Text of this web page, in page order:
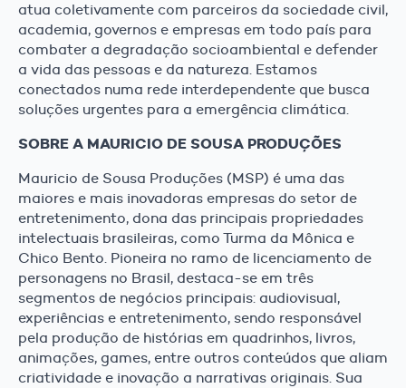
atua coletivamente com parceiros da sociedade civil,
academia, governos e empresas em todo país para
combater a degradação socioambiental e defender
a vida das pessoas e da natureza. Estamos
conectados numa rede interdependente que busca
soluções urgentes para a emergência climática.
SOBRE A MAURICIO DE SOUSA PRODUÇÕES
Mauricio de Sousa Produções (MSP) é uma das
maiores e mais inovadoras empresas do setor de
entretenimento, dona das principais propriedades
intelectuais brasileiras, como Turma da Mônica e
Chico Bento. Pioneira no ramo de licenciamento de
personagens no Brasil, destaca-se em três
segmentos de negócios principais: audiovisual,
experiências e entretenimento, sendo responsável
pela produção de histórias em quadrinhos, livros,
animações, games, entre outros conteúdos que aliam
criatividade e inovação a narrativas originais. Sua